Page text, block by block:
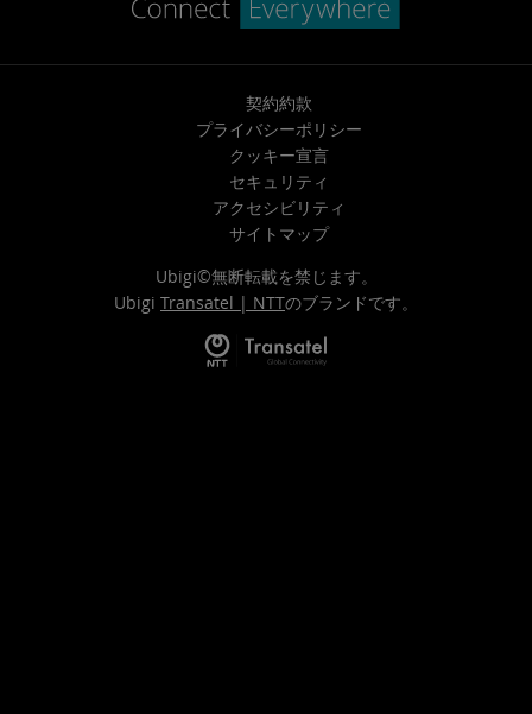
契約約款
プライバシーポリシー
クッキー宣言
セキュリティ
アクセシビリティ
サイトマップ
Ubigi©無断転載を禁じます。
Ubigi Transatel | NTTのブランドです。